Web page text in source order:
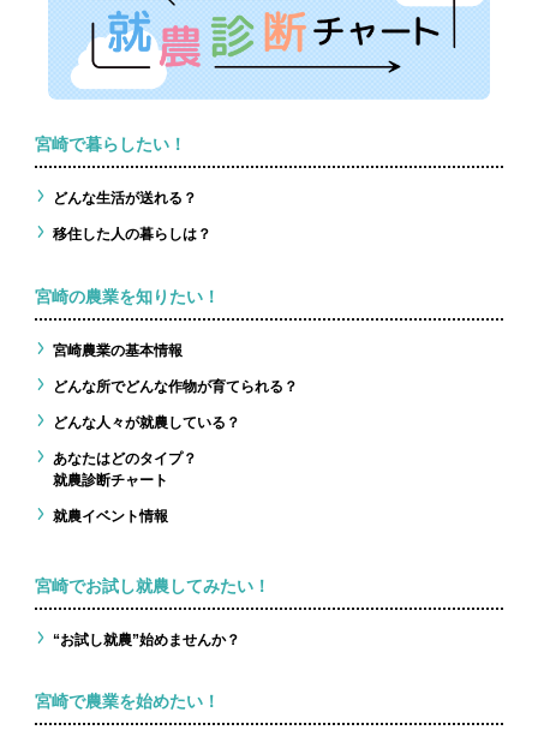
宮崎で暮らしたい！
どんな生活が送れる？
移住した人の暮らしは？
宮崎の農業を知りたい！
宮崎農業の基本情報
どんな所でどんな作物が育てられる？
どんな人々が就農している？
あなたはどのタイプ？
就農診断チャート
就農イベント情報
宮崎でお試し就農してみたい！
“お試し就農”始めませんか？
宮崎で農業を始めたい！